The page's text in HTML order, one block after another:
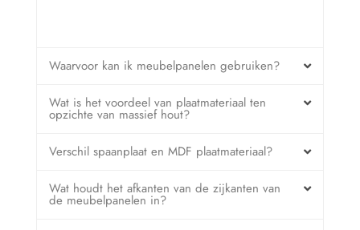
Waarvoor kan ik meubelpanelen gebruiken?
Wat is het voordeel van plaatmateriaal ten
opzichte van massief hout?
Verschil spaanplaat en MDF plaatmateriaal?
Wat houdt het afkanten van de zijkanten van
de meubelpanelen in?